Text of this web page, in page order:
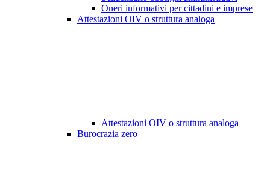
Oneri informativi per cittadini e imprese
Attestazioni OIV o struttura analoga
Attestazioni OIV o struttura analoga
Burocrazia zero